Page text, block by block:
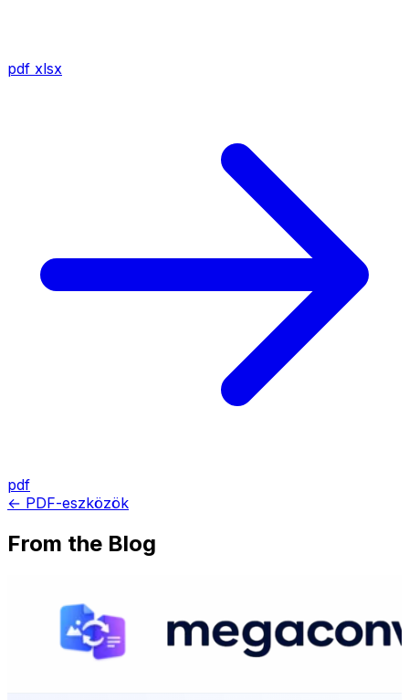
pdf xlsx
pdf
← PDF-eszközök
From the Blog